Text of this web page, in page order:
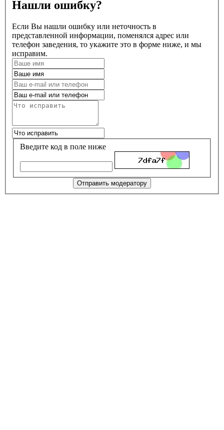
Нашли ошибку?
Если Вы нашли ошибку или неточность в
представленной информации, поменялся адрес или
телефон заведения, то укажите это в форме ниже, и мы
исправим.
Введите код в поле ниже
Отправить модератору